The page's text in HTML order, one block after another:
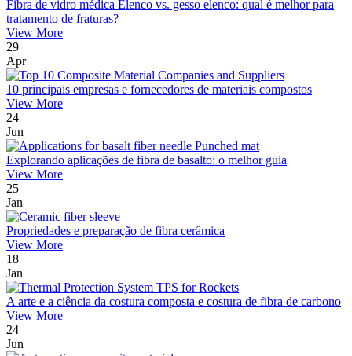
Fibra de vidro médica Elenco vs. gesso elenco: qual é melhor para
tratamento de fraturas?
View More
29
Apr
10 principais empresas e fornecedores de materiais compostos
View More
24
Jun
Explorando aplicações de fibra de basalto: o melhor guia
View More
25
Jan
Propriedades e preparação de fibra cerâmica
View More
18
Jan
A arte e a ciência da costura composta e costura de fibra de carbono
View More
24
Jun